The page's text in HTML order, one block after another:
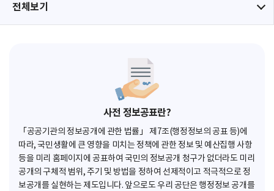
전체보기
사전 정보공표란?
「공공기관의 정보공개에 관한 법률」 제7조(행정정보의 공표 등)에
따라, 국민생활에 큰 영향을 미치는 정책에 관한 정보 및 예산집행 사항
등을 미리 홈페이지에 공표하여 국민의 정보공개 청구가 없더라도 미리
공개의 구체적 범위, 주기 및 방법을 정하여 선제적이고 적극적으로 정
보공개를 실현하는 제도입니다. 앞으로도 우리 공단은 행정정보 공개를